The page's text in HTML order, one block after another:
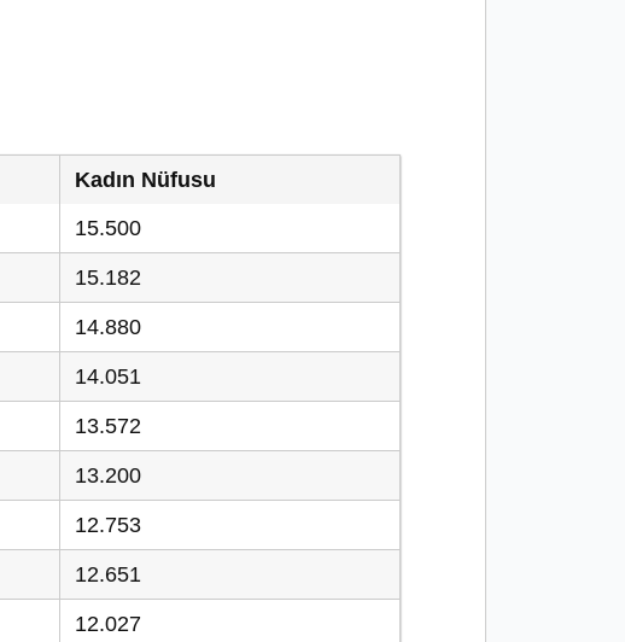
Kadın Nüfusu
15.500
15.182
14.880
14.051
13.572
13.200
12.753
12.651
12.027